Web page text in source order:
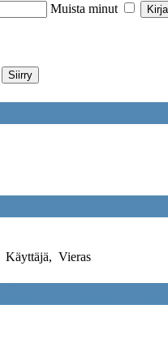
Muista minut
Käyttäjä, Vieras